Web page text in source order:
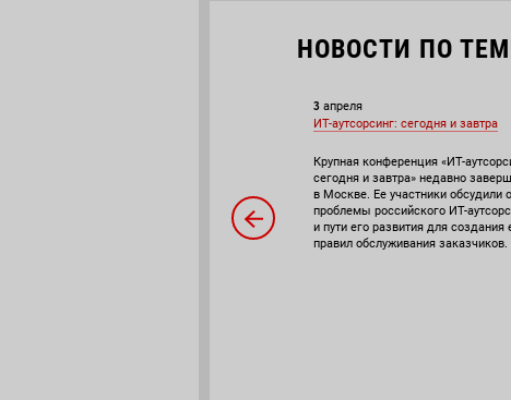
НОВОСТИ ПО
3 апреля
ИТ-аутсорсинг: сегодня и завтра
Крупная конференция «ИТ-
сегодня и завтра» недавно
в Москве. Ее участники обсудили
проблемы российского ИТ-
и пути его развития для создания
правил обслуживания заказчиков.